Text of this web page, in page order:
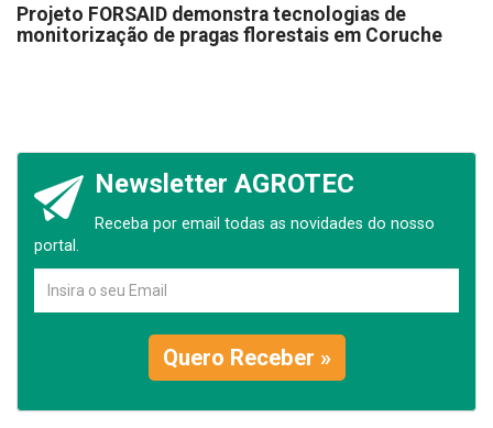
Projeto FORSAID demonstra tecnologias de
monitorização de pragas florestais em Coruche
Newsletter AGROTEC
Receba por email todas as novidades do nosso
portal.
Quero Receber »